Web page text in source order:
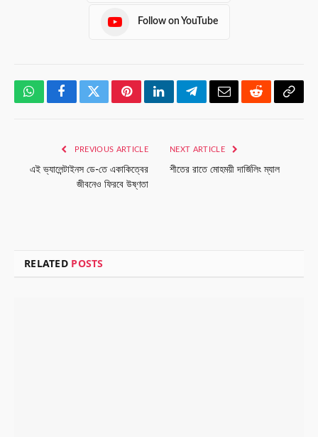
Follow on YouTube
WhatsAppFacebookTwitterPinterestLinkedInTelegramEmailRedditCopy
PREVIOUS ARTICLE
এই ভ্যালেন্টাইনস ডে-তে একাকিত্বের
জীবনেও ফিরবে উষ্ণতা
NEXT ARTICLE
শীতের রাতে মোহময়ী দার্জিলিং ম্যাল
RELATED POSTS